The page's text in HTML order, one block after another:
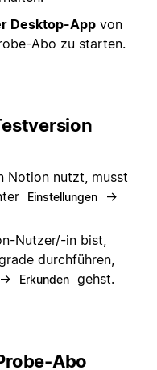
Desktop-App von
Abo zu starten.
Notion nutzt, musst
Einstellungen →
Nutzer/-in bist,
durchführen,
→ Erkunden gehst.
Abo